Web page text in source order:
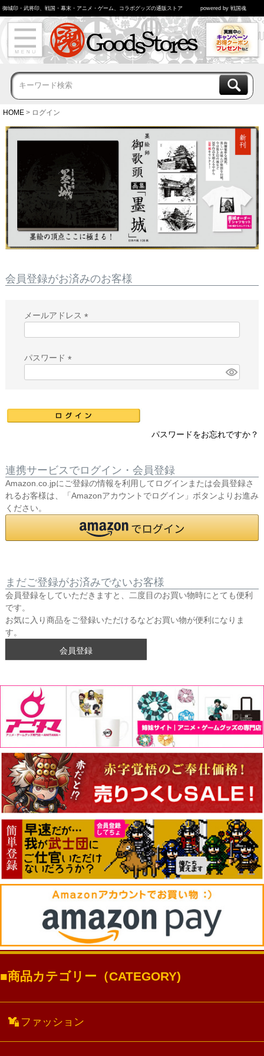
御城印・武将印、戦国・幕末・アニメ・ゲーム、コラボグッズの通販ストア powered by 戦国魂
HOME ログイン
会員登録がお済みのお客様
メールアドレス
)
パスワード
)
パスワードをお忘れですか？
連携サービスでログイン・会員登録
Amazon.co.jpにご登録の情報を利用してログインまたは会員登録さ
れるお客様は、「Amazonアカウントでログイン」ボタンよりお進み
ください。
まだご登録がお済みでないお客様
会員登録をしていただきますと、二度目のお買い物時にとても便利
です。
お気に入り商品をご登録いただけるなどお買い物が便利になりま
す。
会員登録
商品カテゴリー（CATEGORY)
ファッション